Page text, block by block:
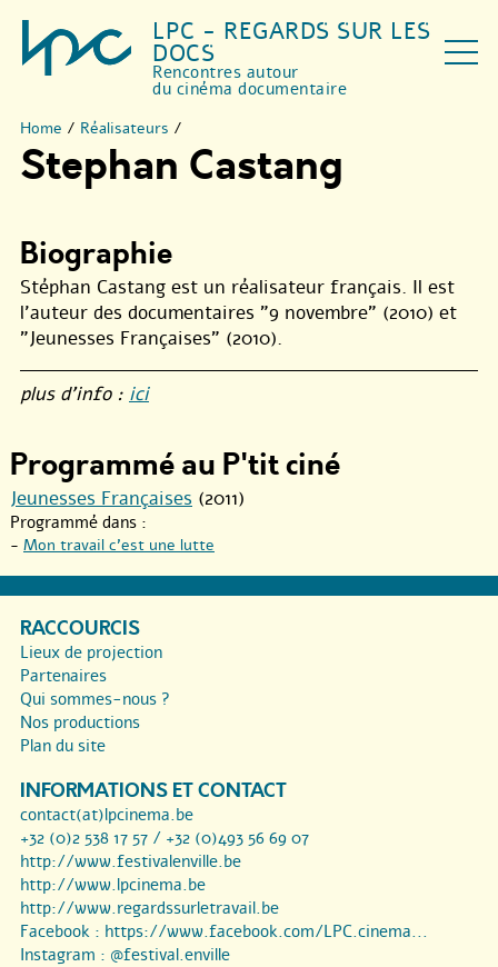
LPC - REGARDS SUR LES
DOCS
Rencontres autour
du cinéma documentaire
Home / Réalisateurs /
Stephan Castang
Biographie
Stéphan Castang est un réalisateur français. Il est
l’auteur des documentaires "9 novembre" (2010) et
"Jeunesses Françaises" (2010).
plus d’info : ici
Programmé au P'tit ciné
Jeunesses Françaises (2011)
Programmé dans :
- Mon travail c’est une lutte
RACCOURCIS
Lieux de projection
Partenaires
Qui sommes-nous ?
Nos productions
Plan du site
INFORMATIONS ET CONTACT
contact(at)lpcinema.be
+32 (0)2 538 17 57 / +32 (0)493 56 69 07
http://www.festivalenville.be
http://www.lpcinema.be
http://www.regardssurletravail.be
Facebook : https://www.facebook.com/LPC.cinema...
Instagram : @festival.enville